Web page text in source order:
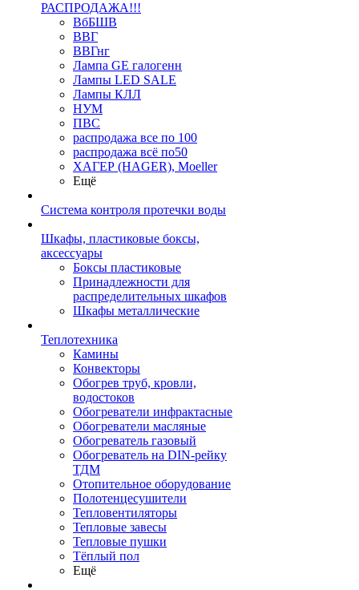
РАСПРОДАЖА!!!
ВбБШВ
ВВГ
ВВГнг
Лампа GE галогенн
Лампы LED SALE
Лампы КЛЛ
НУМ
ПВС
распродажа все по 100
распродажа всё по50
ХАГЕР (HAGER), Moeller
Ещё
Система контроля протечки воды
Шкафы, пластиковые боксы,
аксессуары
Боксы пластиковые
Принадлежности для
распределительных шкафов
Шкафы металлические
Теплотехника
Камины
Конвекторы
Обогрев труб, кровли,
водостоков
Обогреватели инфрактасные
Обогреватели масляные
Обогреватель газовый
Обогреватель на DIN-рейку
ТДМ
Отопительное оборудование
Полотенцесушители
Тепловентиляторы
Тепловые завесы
Тепловые пушки
Тёплый пол
Ещё